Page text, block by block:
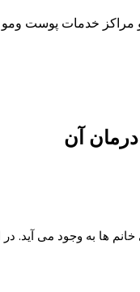
مراکز خدمات پوست ومو
آن
ها به وجود می